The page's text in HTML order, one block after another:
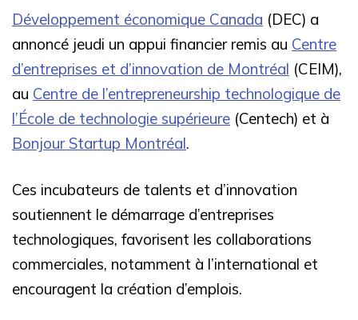
Développement économique Canada (DEC) a
annoncé jeudi un appui financier remis au Centre
d’entreprises et d’innovation de Montréal (CEIM),
au Centre de l’entrepreneurship technologique de
l’École de technologie supérieure (Centech) et à
Bonjour Startup Montréal.
Ces incubateurs de talents et d’innovation
soutiennent le démarrage d’entreprises
technologiques, favorisent les collaborations
commerciales, notamment à l’international et
encouragent la création d’emplois.